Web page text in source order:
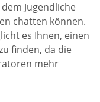
Jugendliche
chatten können.
es Ihnen, einen
finden, da die
mehr